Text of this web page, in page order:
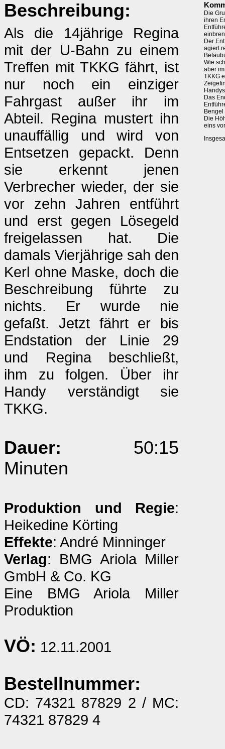
Beschreibung:
Als die 14jährige Regina
mit der U-Bahn zu einem
Treffen mit TKKG fährt, ist
nur noch ein einziger
Fahrgast außer ihr im
Abteil. Regina mustert ihn
unauffällig und wird von
Entsetzen gepackt. Denn
sie erkennt jenen
Verbrecher wieder, der sie
vor zehn Jahren entführt
und erst gegen Lösegeld
freigelassen hat. Die
damals Vierjährige sah den
Kerl ohne Maske, doch die
Beschreibung führte zu
nichts. Er wurde nie
gefaßt. Jetzt fährt er bis
Endstation der Linie 29
und Regina beschließt,
ihm zu folgen. Über ihr
Handy verständigt sie
TKKG.
Dauer: 50:15
Minuten
Produktion und Regie:
Heikedine Körting
Effekte: André Minninger
Verlag: BMG Ariola Miller
GmbH & Co. KG
Eine BMG Ariola Miller
Produktion
VÖ: 12.11.2001
Bestellnummer:
CD: 74321 87829 2 / MC:
74321 87829 4
Die
ihren
Der
agiert
Wie
aber
TKKG
Das
Die
eins